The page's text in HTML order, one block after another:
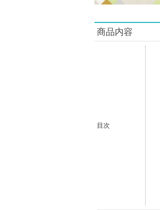
商品内容
目次